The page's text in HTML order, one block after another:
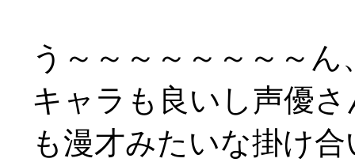
う～～～～～～～～
キャラも良いし声優
も漫才みたいな掛け